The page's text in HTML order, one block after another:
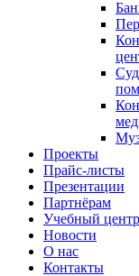
Проекты
Прайс-листы
Презентации
Партнёрам
Учебный центр
Новости
О нас
Контакты